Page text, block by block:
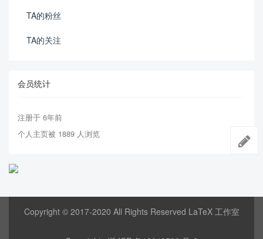
TA的粉丝
TA的关注
会员统计
注册于 6年前
个人主页被 1889 人浏览
Copyright © 2017-2020 All Rights Reserved LaTeX 工作室